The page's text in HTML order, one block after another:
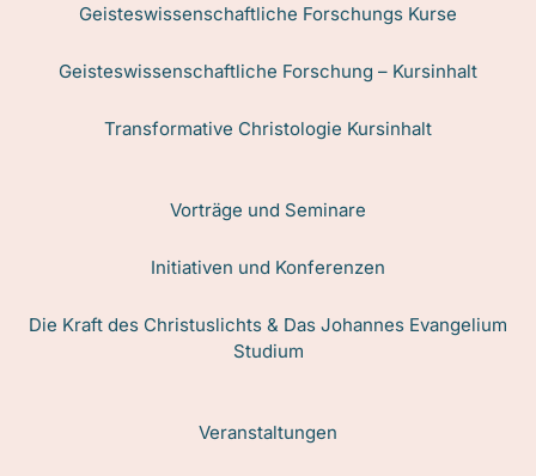
Geisteswissenschaftliche Forschungs Kurse
Geisteswissenschaftliche Forschung – Kursinhalt
Transformative Christologie Kursinhalt
Vorträge und Seminare
Initiativen und Konferenzen
Die Kraft des Christuslichts & Das Johannes Evangelium
Studium
Veranstaltungen